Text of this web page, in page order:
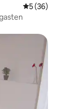
5 (36)